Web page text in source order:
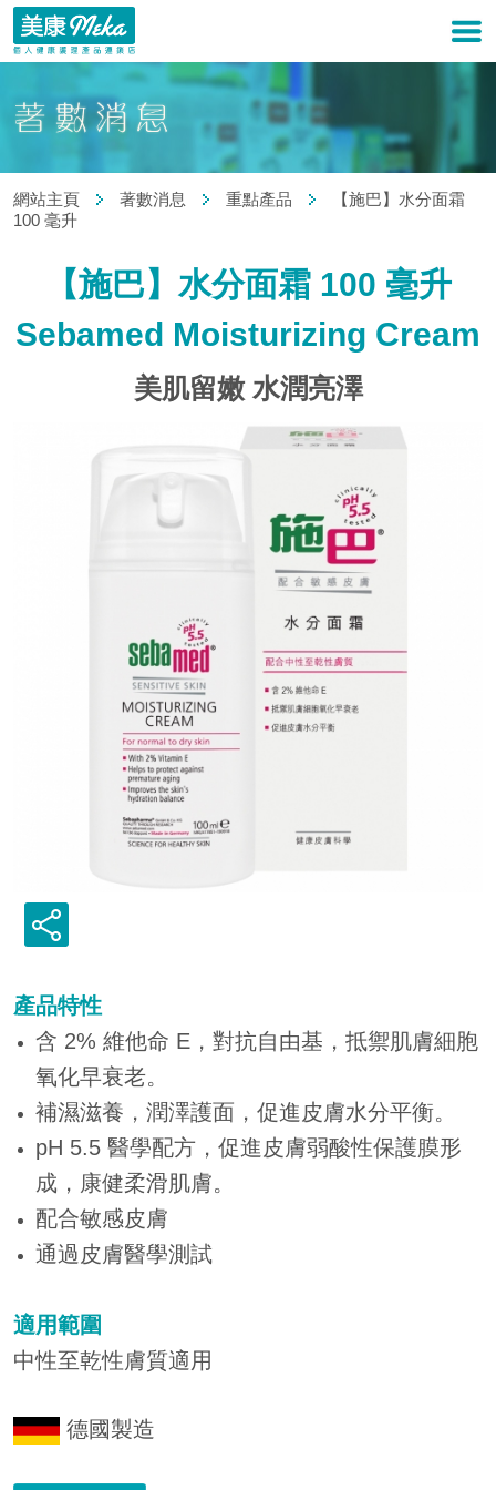
網站主頁 著數消息 重點產品
【施巴】水分面霜
100 毫升
【施巴】水分面霜 100 毫升
Sebamed Moisturizing Cream
美肌留嫩 水潤亮澤
產品特性
含 2% 維他命 E，對抗自由基，抵禦肌膚細胞
氧化早衰老。
補濕滋養，潤澤護面，促進皮膚水分平衡。
pH 5.5 醫學配方，促進皮膚弱酸性保護膜形
成，康健柔滑肌膚。
配合敏感皮膚
通過皮膚醫學測試
適用範圍
中性至乾性膚質適用
德國製造